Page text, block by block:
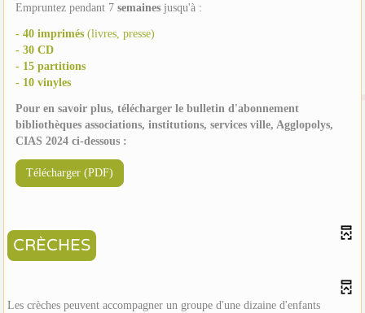
Empruntez pendant 7 semaines jusqu'à :
- 40 imprimés (livres, presse)
- 30 CD
- 15 partitions
- 10 vinyles
Pour en savoir plus, télécharger le bulletin d'abonnement
bibliothèques associations, institutions, services ville, Agglopolys,
CIAS 2024 ci-dessous :
Télécharger (PDF)
CRÈCHES
Les crèches peuvent accompagner un groupe d'une dizaine d'enfants